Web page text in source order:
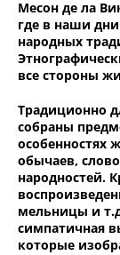
Месон де ла
где в наши
народных
все стороны
Традиционно
собраны
особенностях
обычаев,
народностей.
мельницы и
симпатичная
которые